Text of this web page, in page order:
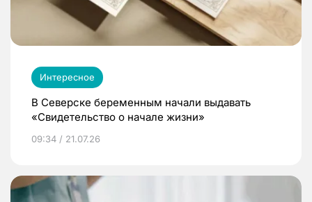
Интересное
В Северске беременным начали выдавать
«Свидетельство о начале жизни»
09:34 / 21.07.26